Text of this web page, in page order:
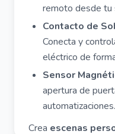
remoto desde tu
Contacto de
Conecta y
eléctrico de
Sensor
apertura de
automatizaciones.
Crea escenas